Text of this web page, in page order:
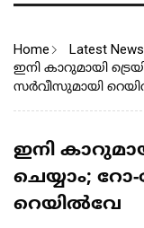
Home Latest News
ഇനി കാറുമായി
സർവീസുമായി
ഇനി
ചെയ്യാം;
റെയിൽവേ